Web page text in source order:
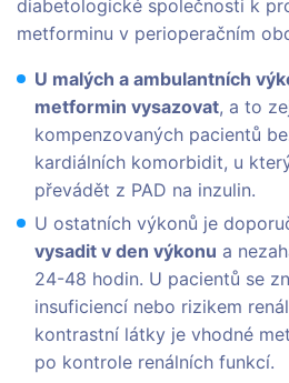
diabetologické společnosti k
metforminu v perioperačním
U malých a ambulantních
metformin vysazovat, a to
kompenzovaných pacientů
kardiálních komorbidit, u
převádět z PAD na inzulin.
U ostatních výkonů je
vysadit v den výkonu a
24-48 hodin. U pacientů se
insuficiencí nebo rizikem
kontrastní látky je vhodné
po kontrole renálních funkcí.